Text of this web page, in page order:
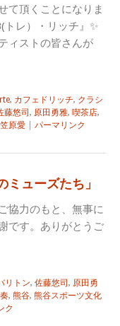
て頂くことになりま
トレ）・リッチ』✨
ィストの皆さんが
, カフェドリッチ, クラシ
藤悠司 , 原田勇雅, 喫茶店,
笠原愛 パーマリンク
ューズたち」
協力のもと、無事に
です。ありがとうご
リトン, 佐藤悠司 , 原田勇
, 熊谷, 熊谷スポーツ文化
ク